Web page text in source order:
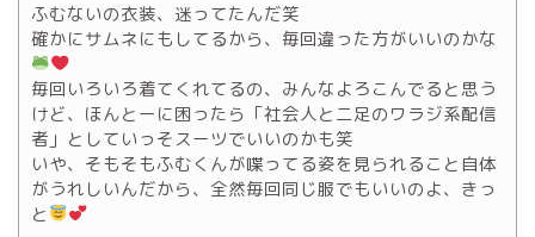
ふむないの衣装、迷ってたんだ笑
確かにサムネにもしてるから、毎回違った方がいいのかな
毎回いろいろ着てくれてるの、みんなよろこんでると思う
けど、ほんとーに困ったら「社会人と二足のワラジ系配信
者」としていっそスーツでいいのかも笑
いや、そもそもふむくんが喋ってる姿を見られること自体
がうれしいんだから、全然毎回同じ服でもいいのよ、きっ
と